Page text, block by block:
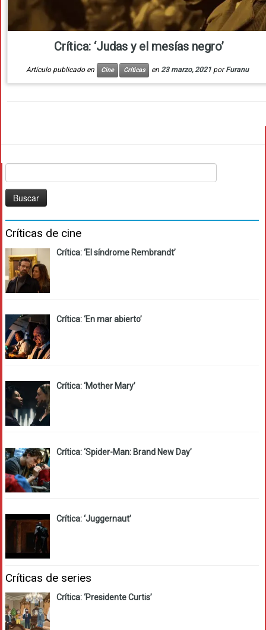
Crítica: ‘Judas y el mesías negro’
Artículo publicado en Cine Críticas en 23 marzo, 2021 porFuranu
Críticas de cine
Crítica: ‘El síndrome Rembrandt’
Crítica: ‘En mar abierto’
Crítica: ‘Mother Mary’
Crítica: ‘Spider-Man: Brand New Day’
Crítica: ‘Juggernaut’
Críticas de series
Crítica: ‘Presidente Curtis’